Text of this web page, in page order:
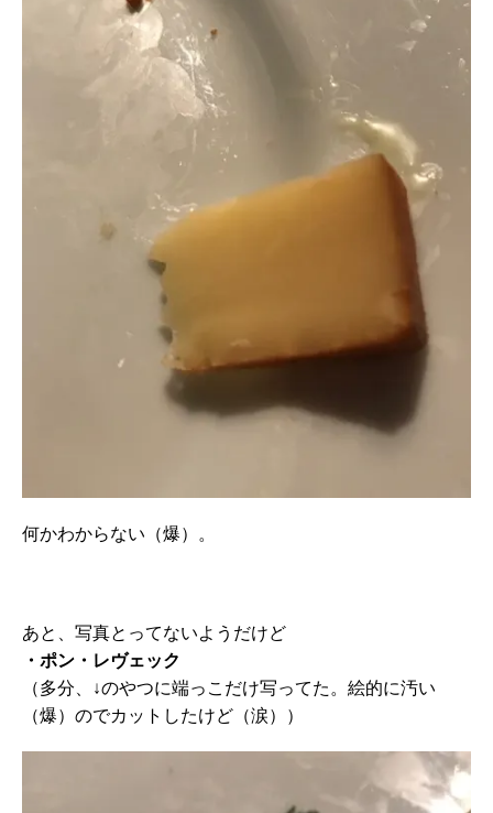
何かわからない（爆）。
あと、写真とってないようだけど
・ポン・レヴェック
（多分、↓のやつに端っこだけ写ってた。絵的に汚い
（爆）のでカットしたけど（涙））